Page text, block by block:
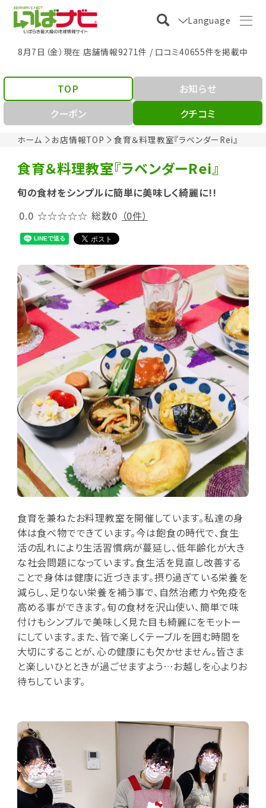
Language
8月7日（金）現在 店舗情報9271件 / 口コミ40655件を掲載中
ホーム お店情報TOP 食育＆料理教室『ラベンダーRei』
TOP
お知らせ
クーポン
クチコミ
食育＆料理教室『ラベンダーRei』
旬の食材をシンプルに簡単に美味しく綺麗に!!
0.0 ☆☆☆☆☆ 総数0 （0件）
食育を兼ねたお料理教室を開催しています。私達の身
体は食べ物でできています。今は飽食の時代で、食生
活の乱れにより生活習慣病が蔓延し、低年齢化が大き
な社会問題になっています。食生活を見直し改善する
ことで身体は健康に近づきます。摂り過ぎている栄養を
減らし、足りない栄養を補う事で、自然治癒力や免疫を
高める事ができます。旬の食材を沢山使い、簡単で味
付けもシンプルで美味しく見た目も綺麗にをモットー
にしています。また、皆で楽しくテーブルを囲む時間を
大切にすることが、心の健康にも欠かせません。皆さま
と楽しいひとときが過ごせますよう…お越しを心よりお
待ちしています。